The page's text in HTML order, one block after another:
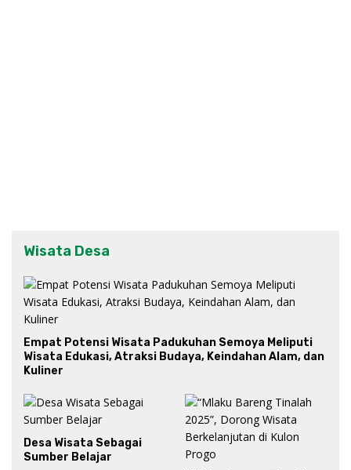
Wisata Desa
Empat Potensi Wisata Padukuhan Semoya Meliputi
Wisata Edukasi, Atraksi Budaya, Keindahan Alam, dan
Kuliner
Desa Wisata Sebagai
Sumber Belajar